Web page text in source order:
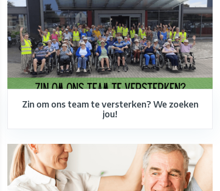
Zin om ons team te versterken? We zoeken
jou!